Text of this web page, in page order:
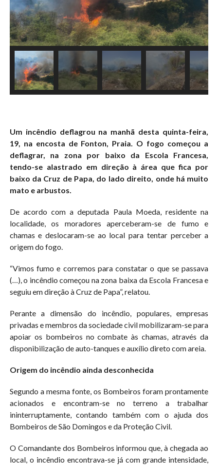
Um incêndio deflagrou na manhã desta quinta-feira,
19, na encosta de Fonton, Praia. O fogo começou a
deflagrar, na zona por baixo da Escola Francesa,
tendo-se alastrado em direção à área que fica por
baixo da Cruz de Papa, do lado direito, onde há muito
mato e arbustos.
De acordo com a deputada Paula Moeda, residente na
localidade, os moradores aperceberam-se de fumo e
chamas e deslocaram-se ao local para tentar perceber a
origem do fogo.
“Vimos fumo e corremos para constatar o que se passava
(…), o incêndio começou na zona baixa da Escola Francesa e
seguiu em direção à Cruz de Papa”, relatou.
Perante a dimensão do incêndio, populares, empresas
privadas e membros da sociedade civil mobilizaram-se para
apoiar os bombeiros no combate às chamas, através da
disponibilização de auto-tanques e auxílio direto com areia.
Origem do incêndio ainda desconhecida
Segundo a mesma fonte, os Bombeiros foram prontamente
acionados e encontram-se no terreno a trabalhar
ininterruptamente, contando também com o ajuda dos
Bombeiros de São Domingos e da Proteção Civil.
O Comandante dos Bombeiros informou que, à chegada ao
local, o incêndio encontrava-se já com grande intensidade,